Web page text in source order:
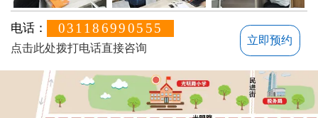
电话： 031186990555
点击此处拨打电话直接咨询
立即预约